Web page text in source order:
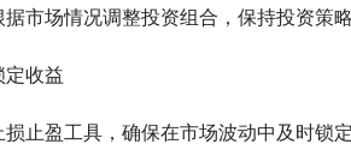
据市场情况调整投资组合，保持投资策
定收益
损止盈工具，确保在市场波动中及时锁